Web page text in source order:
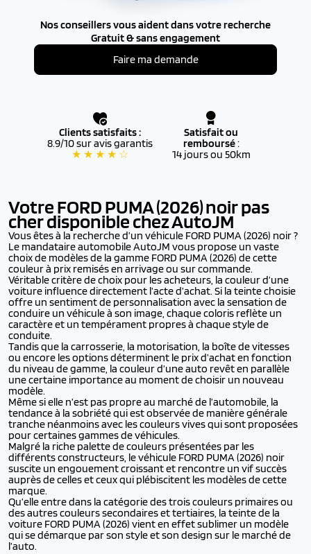
Nos conseillers vous aident dans votre recherche
Gratuit & sans engagement
Faire ma demande
Clients satisfaits :
8.9/10 sur avis garantis
★ ★ ★ ★ ☆
Satisfait ou
remboursé:
14 jours ou 50km
Votre FORD PUMA (2026)noir pas
cher disponible chez AutoJM
Vous êtes à la recherche d’un véhicule FORD PUMA (2026) noir ?
Le mandataire automobile AutoJM vous propose un vaste
choix de modèles de la gamme FORD PUMA (2026) de cette
couleur à prix remisés en arrivage ou sur commande.
Véritable critère de choix pour les acheteurs, la couleur d’une
voiture influence directement l’acte d’achat. Si la teinte choisie
offre un sentiment de personnalisation avec la sensation de
conduire un véhicule à son image, chaque coloris reflète un
caractère et un tempérament propres à chaque style de
conduite.
Tandis que la carrosserie, la motorisation, la boîte de vitesses
ou encore les options déterminent le prix d’achat en fonction
du niveau de gamme, la couleur d’une auto revêt en parallèle
une certaine importance au moment de choisir un nouveau
modèle.
Même si elle n’est pas propre au marché de l’automobile, la
tendance à la sobriété qui est observée de manière générale
tranche néanmoins avec les couleurs vives qui sont proposées
pour certaines gammes de véhicules.
Malgré la riche palette de couleurs présentées par les
différents constructeurs, le véhicule FORD PUMA (2026) noir
suscite un engouement croissant et rencontre un vif succès
auprès de celles et ceux qui plébiscitent les modèles de cette
marque.
Qu’elle entre dans la catégorie des trois couleurs primaires ou
des autres couleurs secondaires et tertiaires, la teinte de la
voiture FORD PUMA (2026) vient en effet sublimer un modèle
qui se démarque par son style et son design sur le marché de
l’auto.